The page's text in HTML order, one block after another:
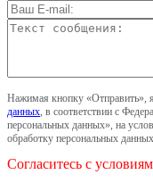
Нажимая кнопку «Отправить»,
данных, в соответствии с
персональных данных», на
обработку персональных данных
Согласитесь с